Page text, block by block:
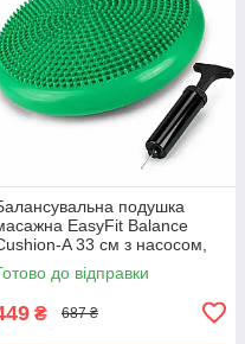
подушка
EasyFit Balance
A 33 см з насосом,
та постави до
кг Зелений (EF-1840s-
до відправки
₴ 687 ₴